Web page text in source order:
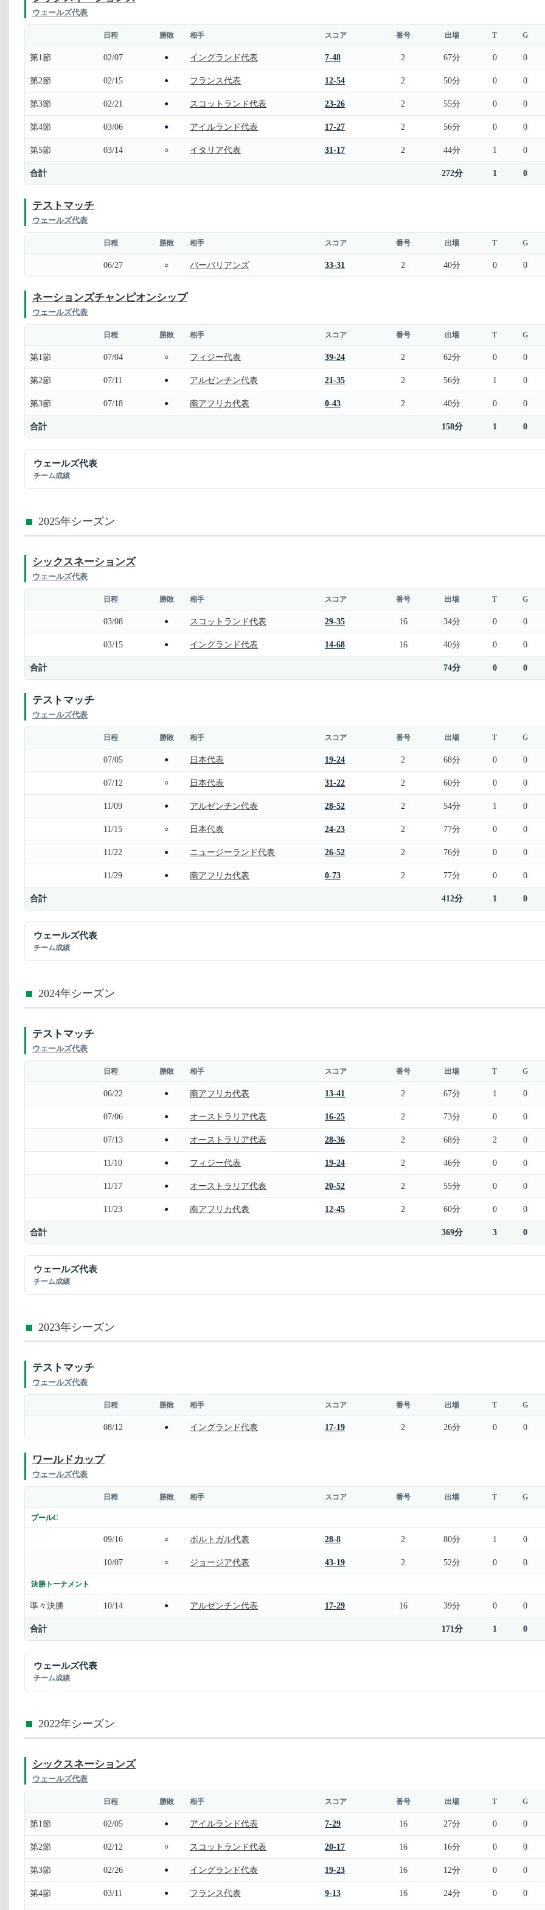
ウェールズ代表
日程 勝敗 相手 スコア 番号 出場 T G
第1節 02/07 ● イングランド代表 7-48 2 67分 0 0
第2節 02/15 ● フランス代表 12-54 2 50分 0 0
第3節 02/21 ● スコットランド代表 23-26 2 55分 0 0
第4節 03/06 ● アイルランド代表 17-27 2 56分 0 0
第5節 03/14 ○ イタリア代表 31-17 2 44分 1 0
合計 272分 1 0
テストマッチ
ウェールズ代表
日程 勝敗 相手 スコア 番号 出場 T G
06/27 ○ バーバリアンズ 33-31 2 40分 0 0
ネーションズチャンピオンシップ
ウェールズ代表
日程 勝敗 相手 スコア 番号 出場 T G
第1節 07/04 ○ フィジー代表 39-24 2 62分 0 0
第2節 07/11 ● アルゼンチン代表 21-35 2 56分 1 0
第3節 07/18 ● 南アフリカ代表 0-43 2 40分 0 0
合計 158分 1 0
ウェールズ代表
チーム成績
2025年シーズン
シックスネーションズ
ウェールズ代表
日程 勝敗 相手 スコア 番号 出場 T G
03/08 ● スコットランド代表 29-35 16 34分 0 0
03/15 ● イングランド代表 14-68 16 40分 0 0
合計 74分 0 0
テストマッチ
ウェールズ代表
日程 勝敗 相手 スコア 番号 出場 T G
07/05 ● 日本代表 19-24 2 68分 0 0
07/12 ○ 日本代表 31-22 2 60分 0 0
11/09 ● アルゼンチン代表 28-52 2 54分 1 0
11/15 ○ 日本代表 24-23 2 77分 0 0
11/22 ● ニュージーランド代表 26-52 2 76分 0 0
11/29 ● 南アフリカ代表 0-73 2 77分 0 0
合計 412分 1 0
ウェールズ代表
チーム成績
2024年シーズン
テストマッチ
ウェールズ代表
日程 勝敗 相手 スコア 番号 出場 T G
06/22 ● 南アフリカ代表 13-41 2 67分 1 0
07/06 ● オーストラリア代表 16-25 2 73分 0 0
07/13 ● オーストラリア代表 28-36 2 68分 2 0
11/10 ● フィジー代表 19-24 2 46分 0 0
11/17 ● オーストラリア代表 20-52 2 55分 0 0
11/23 ● 南アフリカ代表 12-45 2 60分 0 0
合計 369分 3 0
ウェールズ代表
チーム成績
2023年シーズン
テストマッチ
ウェールズ代表
日程 勝敗 相手 スコア 番号 出場 T G
08/12 ● イングランド代表 17-19 2 26分 0 0
ワールドカップ
ウェールズ代表
日程 勝敗 相手 スコア 番号 出場 T G
プールC
09/16 ○ ポルトガル代表 28-8 2 80分 1 0
10/07 ○ ジョージア代表 43-19 2 52分 0 0
決勝トーナメント
準々決勝 10/14 ● アルゼンチン代表 17-29 16 39分 0 0
合計 171分 1 0
ウェールズ代表
チーム成績
2022年シーズン
シックスネーションズ
ウェールズ代表
日程 勝敗 相手 スコア 番号 出場 T G
第1節 02/05 ● アイルランド代表 7-29 16 27分 0 0
第2節 02/12 ○ スコットランド代表 20-17 16 16分 0 0
第3節 02/26 ● イングランド代表 19-23 16 12分 0 0
第4節 03/11 ● フランス代表 9-13 16 24分 0 0